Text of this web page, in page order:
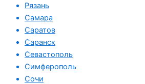
Рязань
Самара
Саратов
Саранск
Севастополь
Симферополь
Сочи